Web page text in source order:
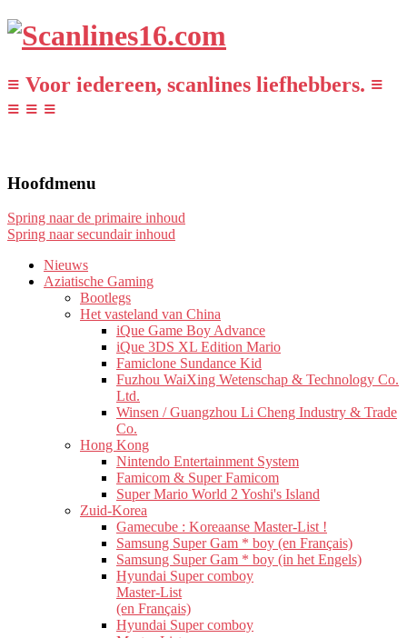
≡ Voor iedereen, scanlines liefhebbers. ≡
≡ ≡ ≡
Hoofdmenu
Spring naar de primaire inhoud
Spring naar secundair inhoud
Nieuws
Aziatische Gaming
Bootlegs
Het vasteland van China
iQue Game Boy Advance
iQue 3DS XL Edition Mario
Famiclone Sundance Kid
Fuzhou WaiXing Wetenschap & Technology Co.
Ltd.
Winsen / Guangzhou Li Cheng Industry & Trade
Co.
Hong Kong
Nintendo Entertainment System
Famicom & Super Famicom
Super Mario World 2 Yoshi's Island
Zuid-Korea
Gamecube : Koreaanse Master-List !
Samsung Super Gam * boy (en Français)
Samsung Super Gam * boy (in het Engels)
Hyundai Super comboy
Master-List
(en Français)
Hyundai Super comboy